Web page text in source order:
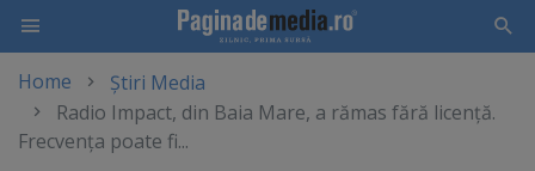
main
Home
Știri Media
Radio Impact, din Baia Mare, a rămas fără licenţă.
Frecvenţa poate fi...